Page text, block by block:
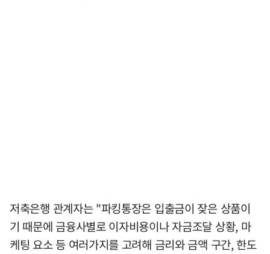
저축은행 관계자는 "파킹통장은 입출금이 잦은 상품이
기 때문에 금융사별로 이자비용이나 자금조달 상황, 마
케팅 요소 등 여러가지를 고려해 금리와 금액 구간, 한도